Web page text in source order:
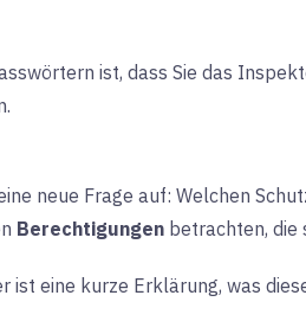
ist, dass Sie das
neue Frage auf: Welchen
Berechtigungen betrachten,
eine kurze Erklärung, was